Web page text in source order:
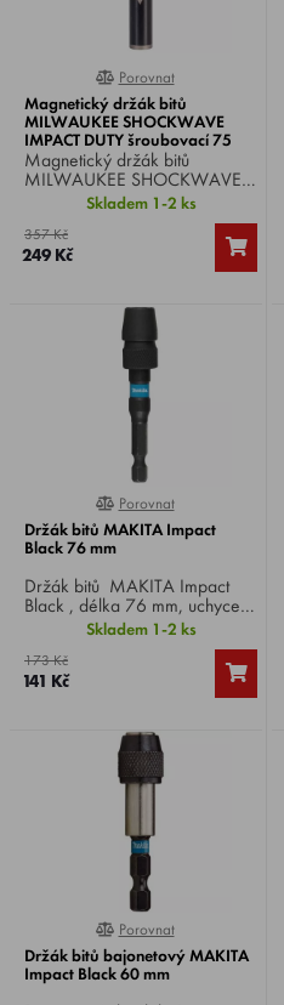
0%
Porovnat
Magnetický držák bitů
MILWAUKEE SHOCKWAVE
IMPACT DUTY šroubovací 75
mm 4932500396
Magnetický držák bitů
MILWAUKEE SHOCKWAVE
IMPACT DUTY šroubovací ,
délka 75 mm.
Skladem 1-2 ks
357 Kč
249 Kč
0%
Porovnat
Držák bitů MAKITA Impact
Black 76 mm
Držák bitů MAKITA Impact
Black , délka 76 mm, uchycení
HEX 1/4", umožňuje velmi
rychlou výměnu bitu.
Skladem 1-2 ks
173 Kč
141 Kč
0%
Porovnat
Držák bitů bajonetový MAKITA
Impact Black 60 mm